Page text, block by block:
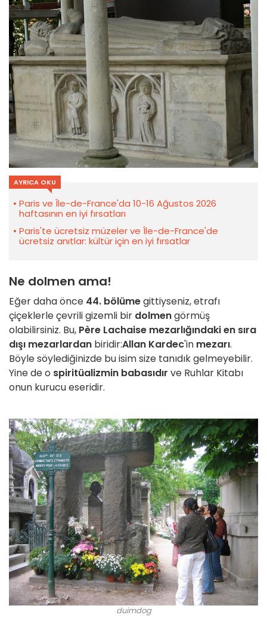
AYRICA OKU
Paris ve Île-de-France'da 10-16 Ağustos 2026
haftasının en iyi fırsatları
Paris'te ücretsiz müzeler ve Île-de-France'de
ücretsiz anıtlar: kültür için en iyi fırsatlar
Ne dolmen ama!
Eğer daha önce 44. bölümegittiyseniz, etrafı
çiçeklerle çevrili gizemli bir dolmengörmüş
olabilirsiniz. Bu, Père Lachaise mezarlığındaki en sıra
dışı mezarlardan biridir:Allan Kardec'in mezarı.
Böyle söylediğinizde bu isim size tanıdık gelmeyebilir.
Yine de o spiritüalizmin babasıdır ve Ruhlar Kitabı
onun kurucu eseridir.
duimdog